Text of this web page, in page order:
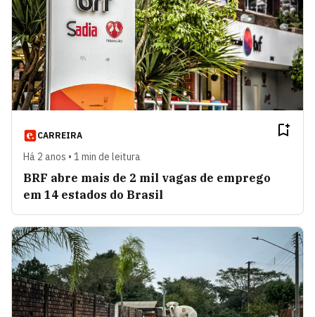
CARREIRA
Há 2 anos • 1 min de leitura
BRF abre mais de 2 mil vagas de emprego
em 14 estados do Brasil